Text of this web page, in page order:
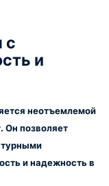
с
и
неотъемлемой
Он позволяет
и надежность в